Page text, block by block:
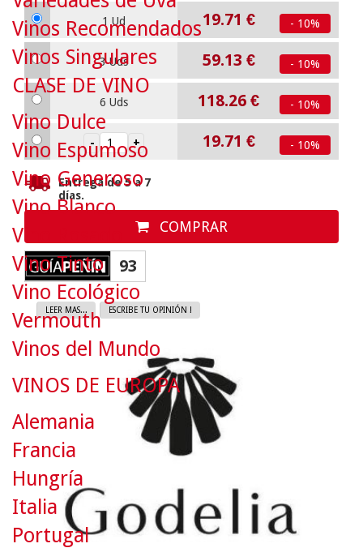
1 Ud 19.71 € - 10%
3 Uds 59.13 € - 10%
6 Uds 118.26 € - 10%
19.71 € - 10%
Entrega de 5 a 7
días.
COMPRAR
93
LEER MAS... ESCRIBE TU OPINIÓN !
Vinos Recomendados
Vinos Singulares
CLASE DE VINO
Vino Dulce
Vino Espumoso
Vino Generoso
Vino Blanco
Vino Rosado
Vino Tinto
Vino Ecológico
Vermouth
Vinos del Mundo
VINOS DE EUROPA
Alemania
Francia
Hungría
Italia
Portugal